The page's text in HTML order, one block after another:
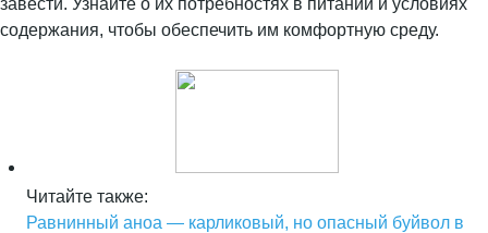
завести. Узнайте о их потребностях в питании и условиях
содержания, чтобы обеспечить им комфортную среду.
Читайте также:
Равнинный аноа — карликовый, но опасный буйвол в